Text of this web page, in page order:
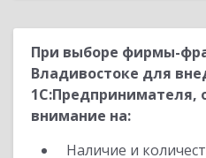
При выборе фирмы-
Владивостоке для
1С:Предпринимателя,
внимание на:
Наличие и